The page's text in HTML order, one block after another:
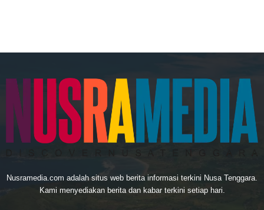
Nusramedia.com adalah situs web berita informasi terkini Nusa Tenggara.
Kami menyediakan berita dan kabar terkini setiap hari.